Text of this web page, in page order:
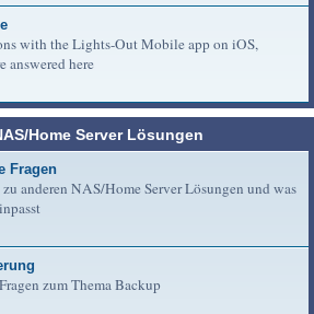
with the Lights-Out Mobile app on iOS,
answered here
Home Server Lösungen
Fragen
anderen NAS/Home Server Lösungen und was
zum Thema Backup